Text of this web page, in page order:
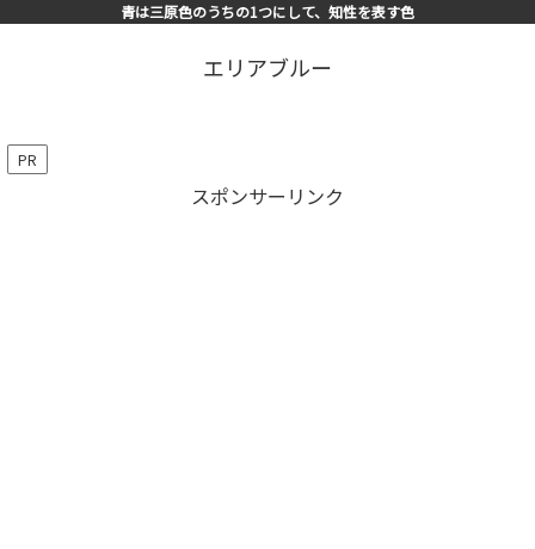
青は三原色のうちの1つにして、知性を表す色
エリアブルー
PR
スポンサーリンク